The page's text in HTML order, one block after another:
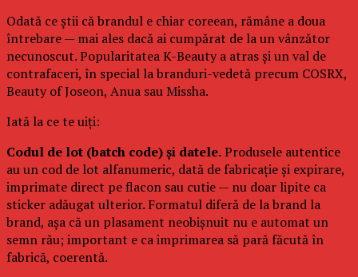
Odată ce știi că brandul e chiar coreean, rămâne a doua
întrebare — mai ales dacă ai cumpărat de la un vânzător
necunoscut. Popularitatea K-Beauty a atras și un val de
contrafaceri, în special la branduri-vedetă precum COSRX,
Beauty of Joseon, Anua sau Missha.
Iată la ce te uiți:
Codul de lot (batch code) și datele.Produsele autentice
au un cod de lot alfanumeric, dată de fabricație și expirare,
imprimate direct pe flacon sau cutie — nu doar lipite ca
sticker adăugat ulterior. Formatul diferă de la brand la
brand, așa că un plasament neobișnuit nu e automat un
semn rău; important e ca imprimarea să pară făcută în
fabrică, coerentă.